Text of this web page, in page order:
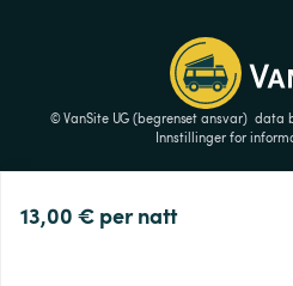
13,00 € per natt
© VanSite UG (begrenset ansvar) data
Innstillinger for